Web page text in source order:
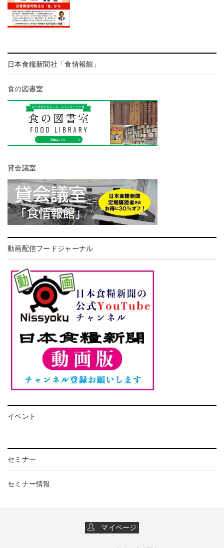
日本食糧新聞社「食情報館」
食の図書室
貸会議室
動画配信フードジャーナル
イベント
セミナー
セミナー情報
マイページ